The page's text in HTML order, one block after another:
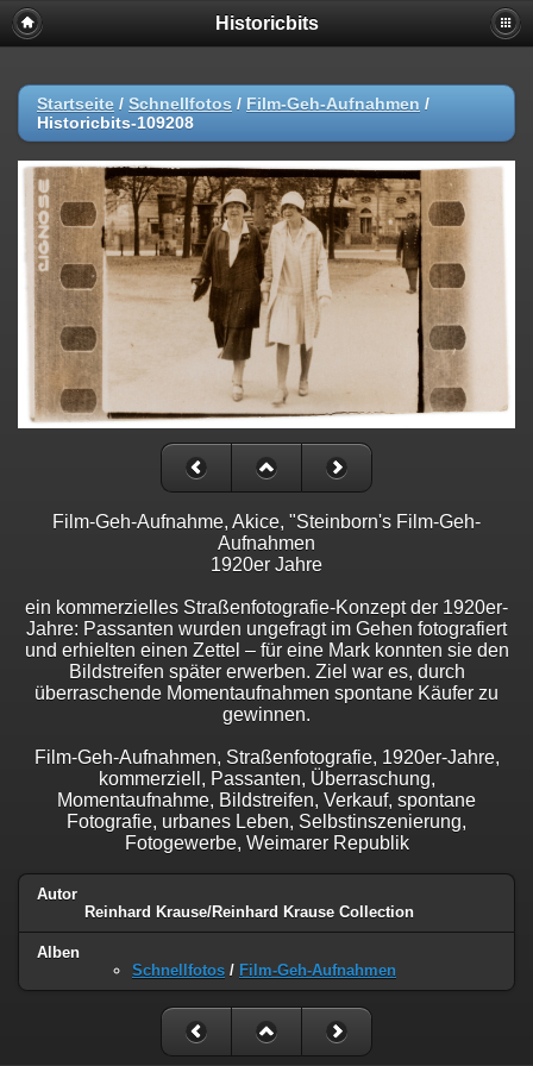
Historicbits
Startseite / Schnellfotos / Film-Geh-Aufnahmen /
Historicbits-109208
Film-Geh-Aufnahme, Akice, "Steinborn's Film-Geh-
Aufnahmen
1920er Jahre
ein kommerzielles Straßenfotografie-Konzept der 1920er-
Jahre: Passanten wurden ungefragt im Gehen fotografiert
und erhielten einen Zettel – für eine Mark konnten sie den
Bildstreifen später erwerben. Ziel war es, durch
überraschende Momentaufnahmen spontane Käufer zu
gewinnen.
Film-Geh-Aufnahmen, Straßenfotografie, 1920er-Jahre,
kommerziell, Passanten, Überraschung,
Momentaufnahme, Bildstreifen, Verkauf, spontane
Fotografie, urbanes Leben, Selbstinszenierung,
Fotogewerbe, Weimarer Republik
Autor
Reinhard Krause/Reinhard Krause Collection
Alben
Schnellfotos / Film-Geh-Aufnahmen